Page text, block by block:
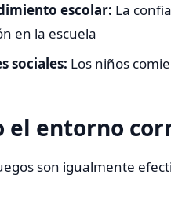
escolar: La
en la escuela
sociales: Los niños
el entorno
son igualmente